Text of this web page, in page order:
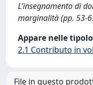
L’insegnamento di
marginalità (pp. 53-
Appare nelle
2.1 Contributo in
File in questo